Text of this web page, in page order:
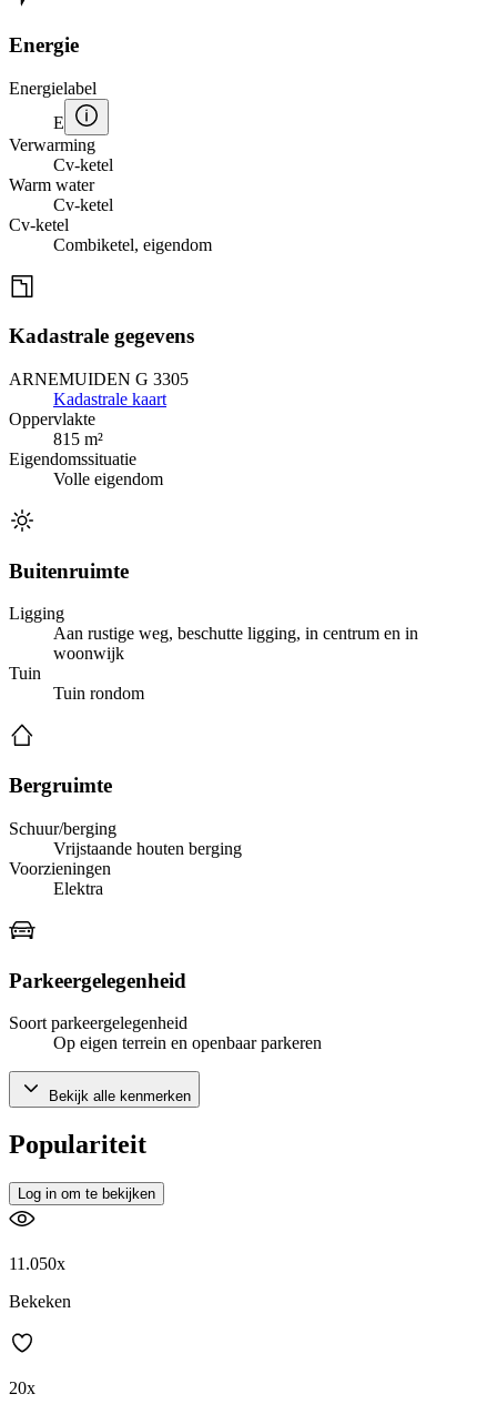
Energie
Energielabel
E
Verwarming
Cv-ketel
Warm water
Cv-ketel
Cv-ketel
Combiketel, eigendom
Kadastrale gegevens
ARNEMUIDEN G 3305
Kadastrale kaart
Oppervlakte
815 m²
Eigendomssituatie
Volle eigendom
Buitenruimte
Ligging
Aan rustige weg, beschutte ligging, in centrum en in
woonwijk
Tuin
Tuin rondom
Bergruimte
Schuur/berging
Vrijstaande houten berging
Voorzieningen
Elektra
Parkeergelegenheid
Soort parkeergelegenheid
Op eigen terrein en openbaar parkeren
Bekijk alle kenmerken
Populariteit
Log in om te bekijken
11.050x
Bekeken
20x